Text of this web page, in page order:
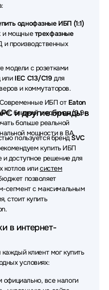
питания (ИБП - UPS)
питания (ИБП - UPS)
Electric
питания (ИБП - UPS)
питания (ИБП - UPS)
питания (ИБП - UPS)
питания (ИБП - UPS)
Lite
питания (ИБП - UPS)
питания (ИБП - UPS)
питания (ИБП - UPS)
питания (ИБП - UPS)
однофазные ИБП (1:1)
и мощныетрехфазные
и производственных
модели с розетками
IEC C13/C19 для
и коммутаторов.
Современные ИБП от Eaton
близкий к единице (0.9–
больше реальной
мощности в ВА.
и другие бренды в
пользуется брендSVC
купить ИБП
доступное решение для
котлов илисистем
позволяет
сегмент с максимальным
стоит купить
в интернет-
клиент мог купить
условиях:
все налоги